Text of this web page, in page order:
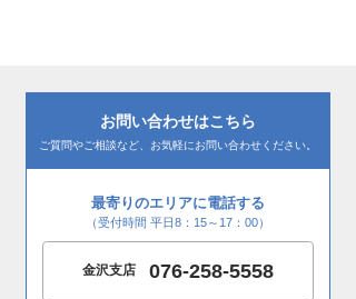
お問い合わせはこちら
ご質問やご相談など、お気軽にお問い合わせください。
最寄りのエリアに電話する
（受付時間 平日8：15～17：00）
金沢支店 076-258-5558